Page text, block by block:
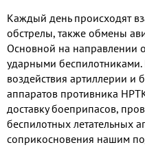
Каждый день происходят
обстрелы, также обмены
Основной на направлении
ударными беспилотниками.
воздействия артиллерии и
аппаратов противника
доставку боеприпасов,
беспилотных летательных
соприкосновения нашим